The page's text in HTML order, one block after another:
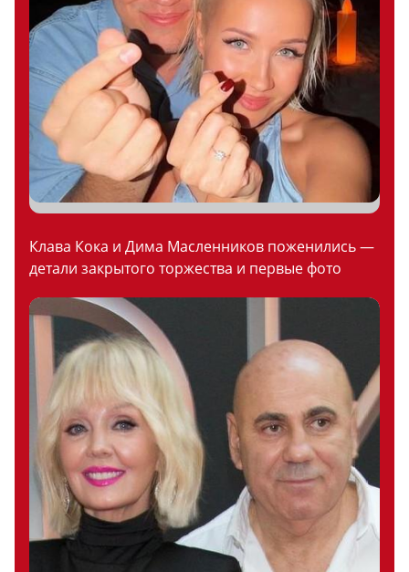
Клава Кока и Дима Масленников поженились —
детали закрытого торжества и первые фото